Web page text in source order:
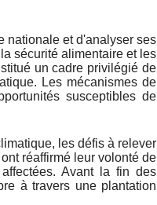
nationale et d'analyser ses
sécurité alimentaire et les
un cadre privilégié de
Les mécanismes de
susceptibles de
les défis à relever
réaffirmé leur volonté de
Avant la fin des
à travers une plantation